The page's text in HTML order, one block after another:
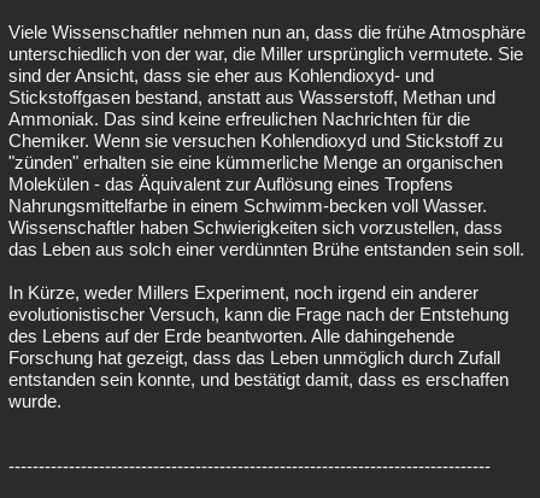
Viele Wissenschaftler nehmen nun an, dass die frühe Atmosphäre
unterschiedlich von der war, die Miller ursprünglich vermutete. Sie
sind der Ansicht, dass sie eher aus Kohlendioxyd- und
Stickstoffgasen bestand, anstatt aus Wasserstoff, Methan und
Ammoniak. Das sind keine erfreulichen Nachrichten für die
Chemiker. Wenn sie versuchen Kohlendioxyd und Stickstoff zu
"zünden" erhalten sie eine kümmerliche Menge an organischen
Molekülen - das Äquivalent zur Auflösung eines Tropfens
Nahrungsmittelfarbe in einem Schwimm-becken voll Wasser.
Wissenschaftler haben Schwierigkeiten sich vorzustellen, dass
das Leben aus solch einer verdünnten Brühe entstanden sein soll.
In Kürze, weder Millers Experiment, noch irgend ein anderer
evolutionistischer Versuch, kann die Frage nach der Entstehung
des Lebens auf der Erde beantworten. Alle dahingehende
Forschung hat gezeigt, dass das Leben unmöglich durch Zufall
entstanden sein konnte, und bestätigt damit, dass es erschaffen
wurde.
--------------------------------------------------------------------------------